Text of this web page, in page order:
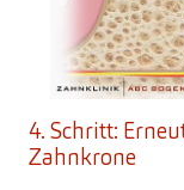
4. Schritt:
Zahnkrone